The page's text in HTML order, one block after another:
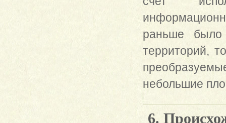
раньше было
территорий,
небольшие
6.